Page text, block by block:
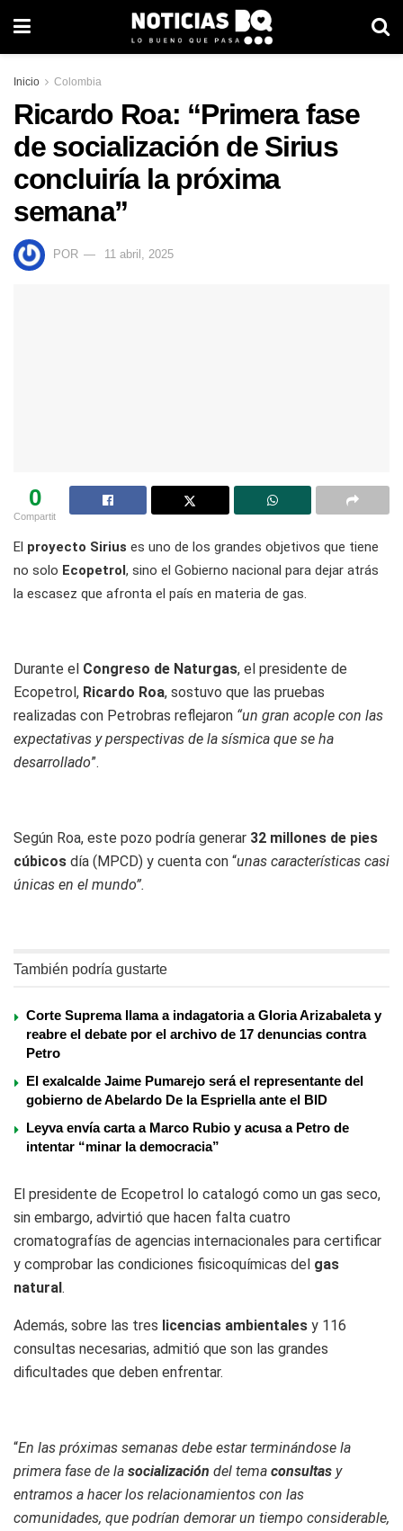
Inicio Colombia
Ricardo Roa: “Primera fase
de socialización de Sirius
concluiría la próxima
semana”
POR 11 abril, 2025
0
Compartit
El proyecto Sirius es uno de los grandes objetivos que tiene
no solo Ecopetrol, sino el Gobierno nacional para dejar atrás
la escasez que afronta el país en materia de gas.
Durante el Congreso de Naturgas, el presidente de
Ecopetrol, Ricardo Roa, sostuvo que las pruebas
realizadas con Petrobras reflejaron “un gran acople con las
expectativas y perspectivas de la sísmica que se ha
desarrollado”.
Según Roa, este pozo podría generar 32 millones de pies
cúbicos día (MPCD) y cuenta con “unas características casi
únicas en el mundo”.
También podría gustarte
Corte Suprema llama a indagatoria a Gloria Arizabaleta y
reabre el debate por el archivo de 17 denuncias contra
Petro
El exalcalde Jaime Pumarejo será el representante del
gobierno de Abelardo De la Espriella ante el BID
Leyva envía carta a Marco Rubio y acusa a Petro de
intentar “minar la democracia”
El presidente de Ecopetrol lo catalogó como un gas seco,
sin embargo, advirtió que hacen falta cuatro
cromatografías de agencias internacionales para certificar
y comprobar las condiciones fisicoquímicas del gas
natural.
Además, sobre las tres licencias ambientales y 116
consultas necesarias, admitió que son las grandes
dificultades que deben enfrentar.
“En las próximas semanas debe estar terminándose la
primera fase de la socialización del tema consultas y
entramos a hacer los relacionamientos con las
comunidades, que podrían demorar un tiempo considerable,